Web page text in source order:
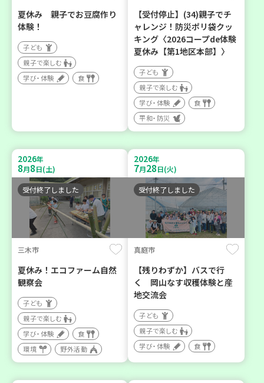
夏休み 親子でお豆腐作り
体験！
子ども
親子で楽しむ
学び・体験
食
【受付停止】(34)親子でチ
ャレンジ！防災ポリ袋クッ
キング〈2026コープde体験
夏休み【第1地区本部】〉
子ども
親子で楽しむ
学び・体験
食
平和・防災
2026年
8月8日(土)
受付終了しました
三木市
夏休み！エコファーム自然
観察会
子ども
親子で楽しむ
学び・体験
食
環境
野外活動
2026年
7月28日(火)
受付終了しました
真庭市
【残りわずか】バスで行
く 岡山なす収穫体験と産
地交流会
子ども
親子で楽しむ
学び・体験
食